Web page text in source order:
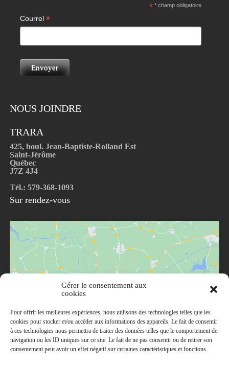
Gérer le consentement aux
cookies
Pour offrir les meilleures expériences, nous utilisons des technologies telles que les
cookies pour stocker et/ou accéder aux informations des appareils. Le fait de consentir
à ces technologies nous permettra de traiter des données telles que le comportement de
navigation ou les ID uniques sur ce site. Le fait de ne pas consentir ou de retirer son
consentement peut avoir un effet négatif sur certaines caractéristiques et fonctions.
** champ obligatoire
Courrel*
NOUS JOINDRE
TRARA
425, boul. Jean-Baptiste-Rolland Est
Saint-Jérôme
Québec
J7Z 4J4
Tél.: 579-368-1093
Sur rendez-vous
Cliquez pour accepter les cookies marketing et